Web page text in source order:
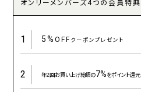
オンリーメンバーズ4つの会員特典
1 5%OFFクーポンプレゼント
2 年2回お買い上げ総額の7%をポイント還元